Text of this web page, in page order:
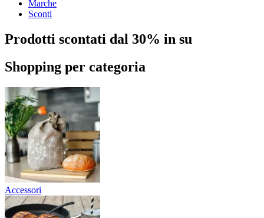
Marche
Sconti
Prodotti scontati dal 30% in su
Shopping per categoria
Accessori